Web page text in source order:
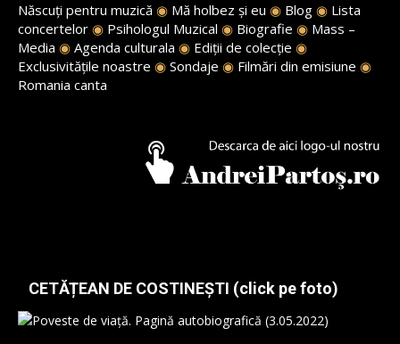
Născuți pentru muzică ◉ Mă holbez și eu ◉ Blog ◉ Lista
concertelor ◉ Psihologul Muzical ◉ Biografie ◉ Mass –
Media ◉ Agenda culturala ◉ Ediții de colecție ◉
Exclusivitățile noastre ◉ Sondaje ◉ Filmări din emisiune ◉
Romania canta
CETĂȚEAN DE COSTINEȘTI (click pe foto)